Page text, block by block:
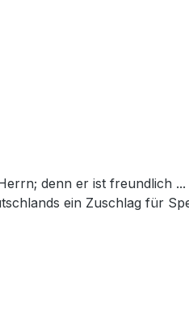
ein Zuschlag für